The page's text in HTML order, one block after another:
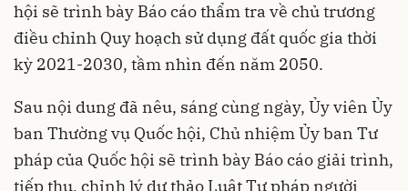
hội sẽ trình bày Báo cáo thẩm tra về chủ trương
điều chỉnh Quy hoạch sử dụng đất quốc gia thời
kỳ 2021-2030, tầm nhìn đến năm 2050.
Sau nội dung đã nêu, sáng cùng ngày, Ủy viên Ủy
ban Thường vụ Quốc hội, Chủ nhiệm Ủy ban Tư
pháp của Quốc hội sẽ trình bày Báo cáo giải trình,
tiếp thu, chỉnh lý dự thảo Luật Tư pháp người